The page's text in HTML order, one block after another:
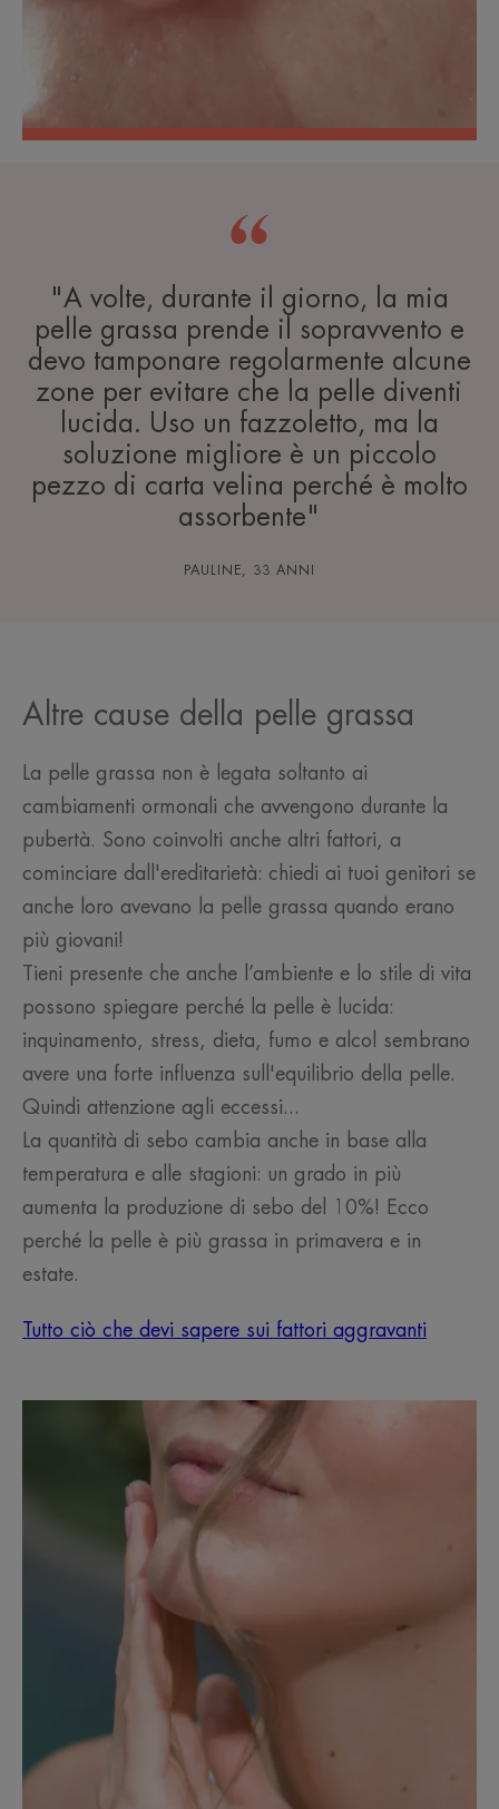
"A volte, durante il giorno, la mia
pelle grassa prende il sopravvento e
devo tamponare regolarmente alcune
zone per evitare che la pelle diventi
lucida. Uso un fazzoletto, ma la
soluzione migliore è un piccolo
pezzo di carta velina perché è molto
assorbente"
PAULINE, 33 ANNI
Altre cause della pelle grassa
La pelle grassa non è legata soltanto ai
cambiamenti ormonali che avvengono durante la
pubertà. Sono coinvolti anche altri fattori, a
cominciare dall'ereditarietà: chiedi ai tuoi genitori se
anche loro avevano la pelle grassa quando erano
più giovani!
Tieni presente che anche l’ambiente e lo stile di vita
possono spiegare perché la pelle è lucida:
inquinamento, stress, dieta, fumo e alcol sembrano
avere una forte influenza sull'equilibrio della pelle.
Quindi attenzione agli eccessi...
La quantità di sebo cambia anche in base alla
temperatura e alle stagioni: un grado in più
aumenta la produzione di sebo del 10%! Ecco
perché la pelle è più grassa in primavera e in
estate.
Tutto ciò che devi sapere sui fattori aggravanti